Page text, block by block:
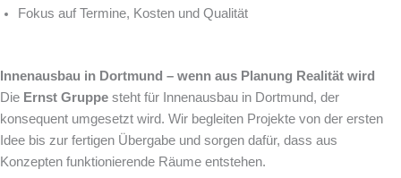
Fokus auf Termine, Kosten und Qualität
Innenausbau in Dortmund – wenn aus Planung Realität wird
Die Ernst Gruppe steht für Innenausbau in Dortmund, der
konsequent umgesetzt wird. Wir begleiten Projekte von der ersten
Idee bis zur fertigen Übergabe und sorgen dafür, dass aus
Konzepten funktionierende Räume entstehen.